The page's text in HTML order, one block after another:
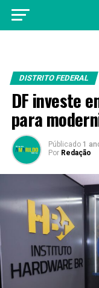
DISTRITO FEDERAL
DF investe
para
Públicado 1
Por Redação